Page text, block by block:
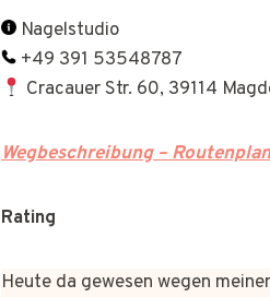
Nagelstudio
+49 391 53548787
Cracauer Str. 60, 39114
Wegbeschreibung –
Rating
Heute da gewesen wegen